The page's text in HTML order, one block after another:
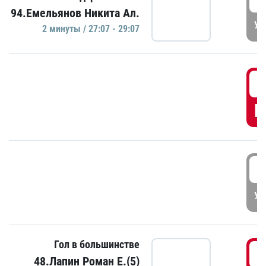
94.Емельянов Никита Ал.
2 минуты / 27:07 - 29:07
Гол в большинстве
48.Лапин Роман Е.(5)